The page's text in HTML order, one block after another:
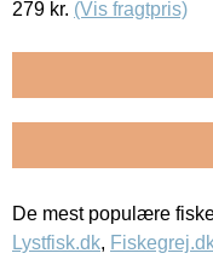
279 kr. (Vis fragtpris)
De mest populære
Lystfisk.dk,